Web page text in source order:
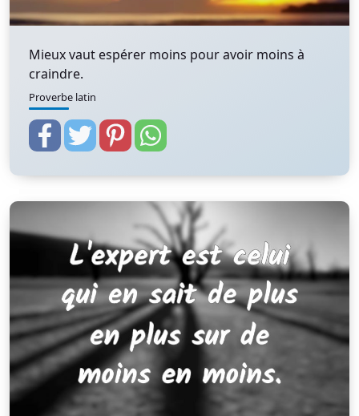
Mieux vaut espérer moins pour avoir moins à
craindre.
Proverbe latin